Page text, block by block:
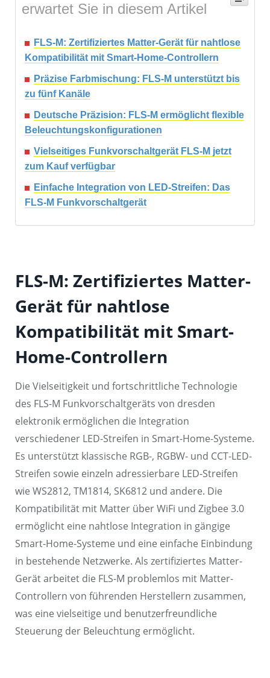
erwartet Sie in diesem Artikel
FLS-M: Zertifiziertes Matter-Gerät für nahtlose
Kompatibilität mit Smart-Home-Controllern
Präzise Farbmischung: FLS-M unterstützt bis
zu fünf Kanäle
Deutsche Präzision: FLS-M ermöglicht flexible
Beleuchtungskonfigurationen
Vielseitiges Funkvorschaltgerät FLS-M jetzt
zum Kauf verfügbar
Einfache Integration von LED-Streifen: Das
FLS-M Funkvorschaltgerät
FLS-M: Zertifiziertes Matter-
Gerät für nahtlose
Kompatibilität mit Smart-
Home-Controllern
Die Vielseitigkeit und fortschrittliche Technologie
des FLS-M Funkvorschaltgeräts von dresden
elektronik ermöglichen die Integration
verschiedener LED-Streifen in Smart-Home-Systeme.
Es unterstützt klassische RGB-, RGBW- und CCT-LED-
Streifen sowie einzeln adressierbare LED-Streifen
wie WS2812, TM1814, SK6812 und andere. Die
Kompatibilität mit Matter über WiFi und Zigbee 3.0
ermöglicht eine nahtlose Integration in gängige
Smart-Home-Systeme und eine einfache Einbindung
in bestehende Netzwerke. Als zertifiziertes Matter-
Gerät arbeitet die FLS-M problemlos mit Matter-
Controllern von führenden Herstellern zusammen,
was eine vielseitige und benutzerfreundliche
Steuerung der Beleuchtung ermöglicht.